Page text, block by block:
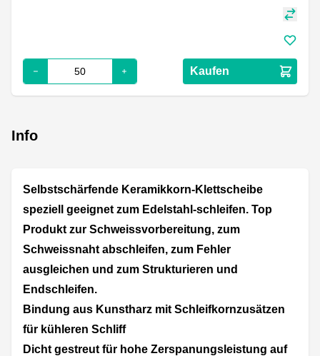
Kaufen
Info
Selbstschärfende Keramikkorn-Klettscheibe
speziell geeignet zum Edelstahl-schleifen. Top
Produkt zur Schweissvorbereitung, zum
Schweissnaht abschleifen, zum Fehler
ausgleichen und zum Strukturieren und
Endschleifen.
Bindung aus Kunstharz mit Schleifkornzusätzen
für kühleren Schliff
Dicht gestreut für hohe Zerspanungsleistung auf